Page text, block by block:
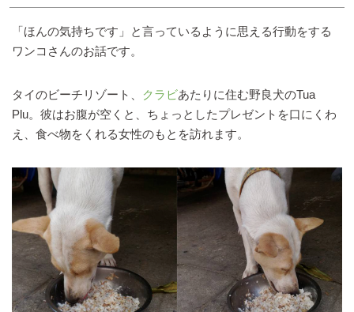
「ほんの気持ちです」と言っているように思える行動をする
ワンコさんのお話です。
タイのビーチリゾート、 クラビあたりに住む野良犬のTua
Plu。彼はお腹が空くと、ちょっとしたプレゼントを口にくわ
え、食べ物をくれる女性のもとを訪れます。